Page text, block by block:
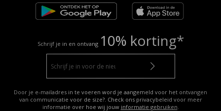
Schrijf je in en ontvang 10% korting*
Door je e-mailadres in te voeren word je aangemeld voor het ontvangen
van communicatie voor de size?. Check ons privacybeleid voor meer
informatie over hoe wij jouw informatie gebruiken.